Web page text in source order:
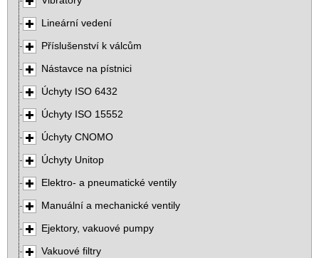
Lineární vedení
Příslušenství k válcům
Nástavce na pístnici
Úchyty ISO 6432
Úchyty ISO 15552
Úchyty CNOMO
Úchyty Unitop
Elektro- a pneumatické ventily
Manuální a mechanické ventily
Ejektory, vakuové pumpy
Vakuové filtry